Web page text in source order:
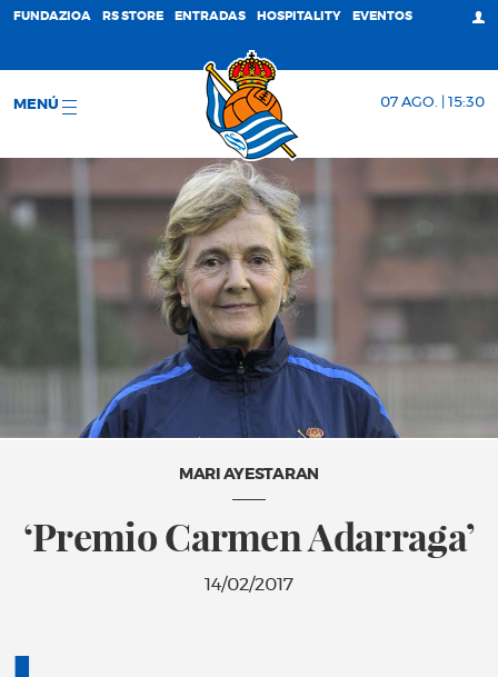
FUNDAZIOA RS STORE ENTRADAS HOSPITALITY EVENTOS
MENÚ 07 AGO. | 15:30
MARI AYESTARAN
‘Premio Carmen Adarraga’
14/02/2017